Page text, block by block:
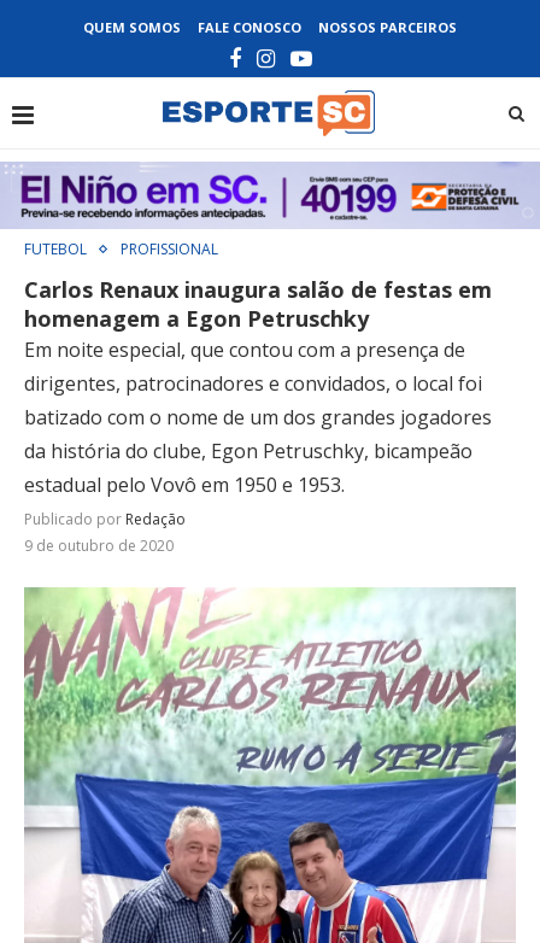
QUEM SOMOS FALE CONOSCO NOSSOS PARCEIROS
FUTEBOL PROFISSIONAL
Carlos Renaux inaugura salão de festas em
homenagem a Egon Petruschky
Em noite especial, que contou com a presença de
dirigentes, patrocinadores e convidados, o local foi
batizado com o nome de um dos grandes jogadores
da história do clube, Egon Petruschky, bicampeão
estadual pelo Vovô em 1950 e 1953.
Publicado por Redação
9 de outubro de 2020